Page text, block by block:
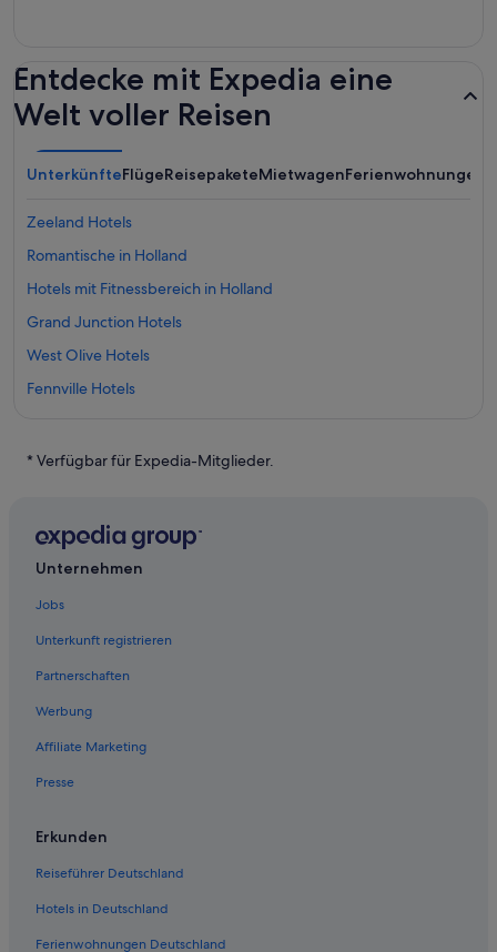
Entdecke mit Expedia eine
Welt voller Reisen
UnterkünfteFlügeReisepaketeMietwagenFerienwohnungen
Zeeland Hotels
Romantische in Holland
Hotels mit Fitnessbereich in Holland
Grand Junction Hotels
West Olive Hotels
Fennville Hotels
Cottages in Holland
Allegan Hotels
Private Ferienhäuser in Zeeland
Hausboote in Holland
Campingplätze in Zeeland
Hotels mit Wellnessbereich in Holland
* Verfügbar für Expedia-Mitglieder.
Unternehmen
Jobs
Unterkunft registrieren
Partnerschaften
Werbung
Affiliate Marketing
Presse
Erkunden
Reiseführer Deutschland
Hotels in Deutschland
Ferienwohnungen Deutschland